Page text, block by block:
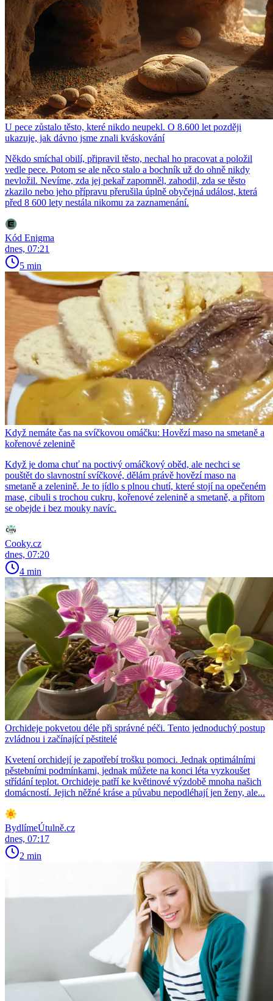
U pece zůstalo těsto, které nikdo neupekl. O 8.600 let později
ukazuje, jak dávno jsme znali kváskování
Někdo smíchal obilí, připravil těsto, nechal ho pracovat a položil
vedle pece. Potom se ale něco stalo a bochník už do ohně nikdy
nevložil. Nevíme, zda jej pekař zapomněl, zahodil, zda se těsto
zkazilo nebo jeho přípravu přerušila úplně obyčejná událost, která
před 8 600 lety nestála nikomu za zaznamenání.
Kód Enigma
dnes, 07:21
5 min
Když nemáte čas na svíčkovou omáčku: Hovězí maso na smetaně a
kořenové zelenině
Když je doma chuť na poctivý omáčkový oběd, ale nechci se
pouštět do slavnostní svíčkové, dělám právě hovězí maso na
smetaně a zelenině. Je to jídlo s plnou chutí, které stojí na opečeném
mase, cibuli s trochou cukru, kořenové zelenině a smetaně, a přitom
se obejde i bez mouky navíc.
Cooky.cz
dnes, 07:20
4 min
Orchideje pokvetou déle při správné péči. Tento jednoduchý postup
zvládnou i začínající pěstitelé
Kvetení orchidejí je zapotřebí trošku pomoci. Jednak optimálními
pěstebními podmínkami, jednak můžete na konci léta vyzkoušet
střídání teplot. Orchideje patří ke květinové výzdobě mnoha našich
domácností. Jejich něžné kráse a půvabu nepodléhají jen ženy, ale...
BydlímeÚtulně.cz
dnes, 07:17
2 min